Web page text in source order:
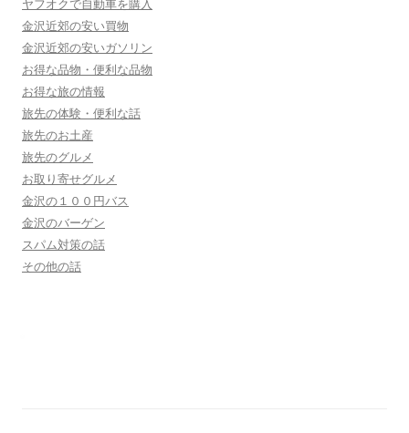
ヤフオクで自動車を購入
金沢近郊の安い買物
金沢近郊の安いガソリン
お得な品物・便利な品物
お得な旅の情報
旅先の体験・便利な話
旅先のお土産
旅先のグルメ
お取り寄せグルメ
金沢の１００円バス
金沢のバーゲン
スパム対策の話
その他の話